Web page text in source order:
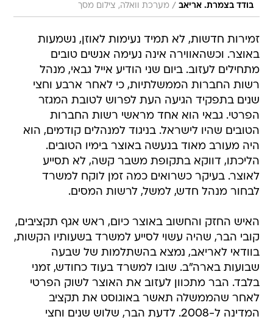
בודד בצמרת. אריאב / מערכת וואלה, צילום מסך
זמירות חדשות, לא תמיד נעימות לאוזן, נשמעות
באוצר. וכשהאווירה אינה נעימה אנשים טובים
מתחילים לעזוב. ביום שני הודיע אייל גבאי, מנהל
רשות החברות הממשלתיות, כי לאחר ארבע וחצי
שנים בתפקיד הגיעה העת לפרוש לטובת המגזר
הפרטי. גבאי הוא אחד מראשי רשות החברות
הטובים שהיו לישראל. בניגוד למנהלים קודמים, הוא
היה מעורב מאוד בנעשה באוצר בימיו הטובים.
הליכתו, דווקא בתקופת משבר קשה, לא תסייע
לאוצר. בעיקר כשרואים כמה זמן לוקח למשרד
לבחור מנהל חדש, למשל, לרשות המסים.
האיש החזק והחשוב באוצר כיום, ראש אגף תקציבים,
קובי הבר, שהיה עשוי לסייע למשרד בשעותיו הקשות,
בוודאי לאריאב, נמצא בהשתלמות של שבעה
שבועות בארה"ב. שובו למשרד בעוד כחודש, זמני
בלבד. הבר מתכוון לעזוב את האוצר לשוק הפרטי
לאחר שהממשלה תאשר באוגוסט את תקציב
המדינה ל-2008. לדעת הבר, שלוש שנים וחצי